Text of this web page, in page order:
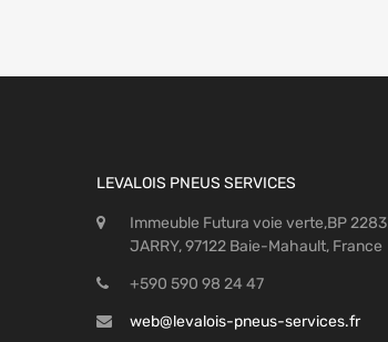
LEVALOIS PNEUS SERVICES
Immeuble Futura voie verte,BP 2283
JARRY, 97122 Baie-Mahault, France
+590 590 98 24 47
web@levalois-pneus-services.fr